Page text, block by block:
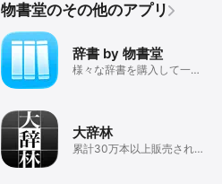
『オーレックス和英辞典』は、高校生の
◆用例数約98,000！
・日常でよく使う言い回し、日本語らし
・「自然な日本語＞英訳に適した日本語
・さらに、「ネイティブならこう表現す
◆見出し語を統合！
物書堂のその他のアプリ
辞書 by 物書堂
様々な辞書を購入して一括
大辞林
累計30万本以上販売されて